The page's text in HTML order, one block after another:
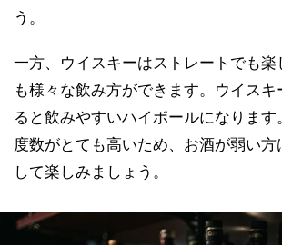
う。
一方、ウイスキーはストレートでも楽
も様々な飲み方ができます。ウイスキ
ると飲みやすいハイボールになります
度数がとても高いため、お酒が弱い方
して楽しみましょう。